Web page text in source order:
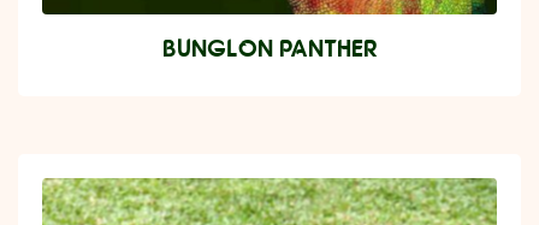
BUNGLON PANTHER